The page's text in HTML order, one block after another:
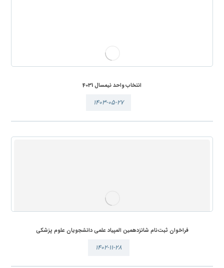
انتخاب واحد نیمسال 4031
۱۴۰۳-۰۵-۲۷
فراخوان ثبت‌نام شانزدهمین المپیاد علمی دانشجویان علوم پزشکی
۱۴۰۲-۱۱-۲۸